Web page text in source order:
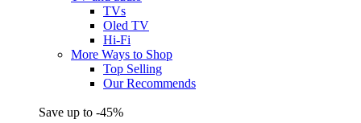
TVs
Oled TV
Hi-Fi
More Ways to Shop
Top Selling
Our Recommends
Save up to -45%